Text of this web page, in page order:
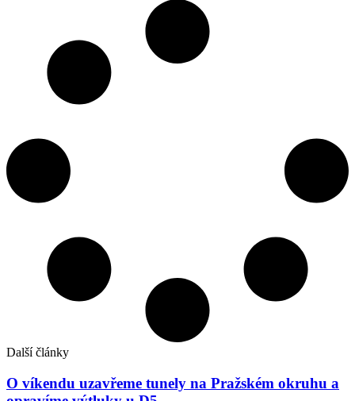
Další články
O víkendu uzavřeme tunely na Pražském okruhu a